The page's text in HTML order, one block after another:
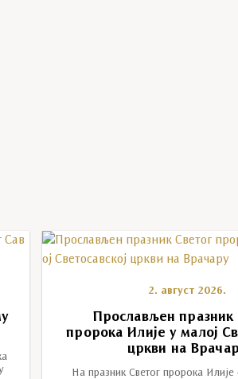
2. август 2026.
Прослављен празник
пророка Илије у малој
цркви на
На празник Светог пророка